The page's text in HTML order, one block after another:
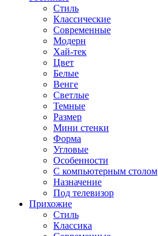
Стиль
Классические
Современные
Модерн
Хай-тек
Цвет
Белые
Венге
Светлые
Темные
Размер
Мини стенки
Форма
Угловые
Особенности
С компьютерным столом
Назначение
Под телевизор
Прихожие
Стиль
Классика